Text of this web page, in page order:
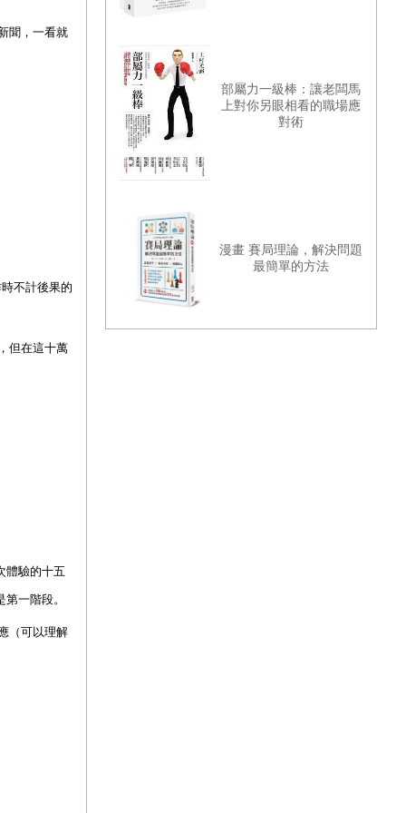
聞，一看就
不計後果的
但在這十萬
體驗的十五
一階段。
（可以理解
部屬力一級棒：讓老闆馬
上對你另眼相看的職場應
對術
漫畫 賽局理論，解決問題
最簡單的方法